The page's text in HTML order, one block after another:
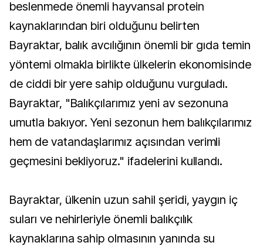
beslenmede önemli hayvansal protein
kaynaklarından biri olduğunu belirten
Bayraktar, balık avcılığının önemli bir gıda temin
yöntemi olmakla birlikte ülkelerin ekonomisinde
de ciddi bir yere sahip olduğunu vurguladı.
Bayraktar, "Balıkçılarımız yeni av sezonuna
umutla bakıyor. Yeni sezonun hem balıkçılarımız
hem de vatandaşlarımız açısından verimli
geçmesini bekliyoruz." ifadelerini kullandı.
Bayraktar, ülkenin uzun sahil şeridi, yaygın iç
suları ve nehirleriyle önemli balıkçılık
kaynaklarına sahip olmasının yanında su